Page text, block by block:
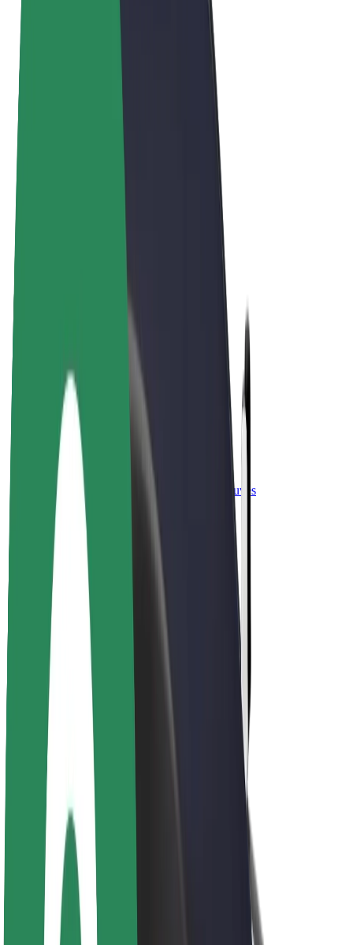
Vairuotojai
Vairuotojo pajamos
Kurjeriai
Kurjerio pajamos
„Bolt Food“ restoranai ir parduotuvės
Automobilių nuomos parkai
Franšizės
Apie mus
Karjera
Apie „Bolt“
„Bolt“ tvarumo politika
Projektas „Zero“
Tinklaraštis
Naujienų centras
Prekių ženklo gairės
Investuotojams
Vadovybė
Prekės ženklas
Žiniasklaidai
„Urban Fund“